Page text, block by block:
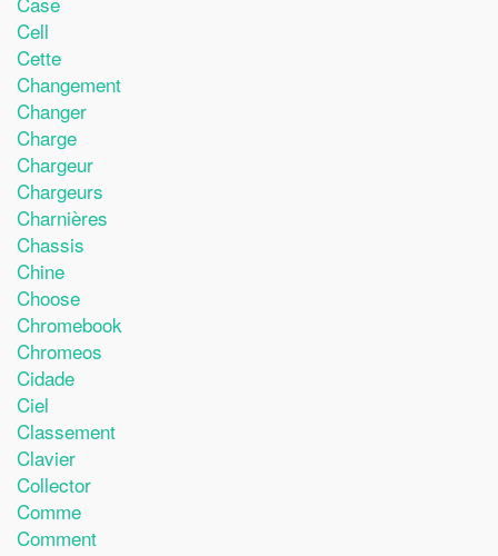
Cell
Cette
Changement
Changer
Charge
Chargeur
Chargeurs
Charnières
Chassis
Chine
Choose
Chromebook
Chromeos
Cidade
Ciel
Classement
Clavier
Collector
Comme
Comment